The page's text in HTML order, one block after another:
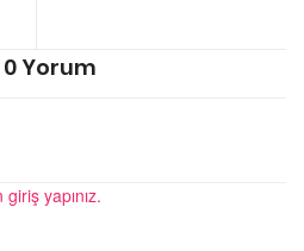
0 Yorum
yapınız.